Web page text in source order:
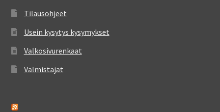
Tilausohjeet
Usein kysytys kysymykset
Valkosivurenkaat
Valmistajat